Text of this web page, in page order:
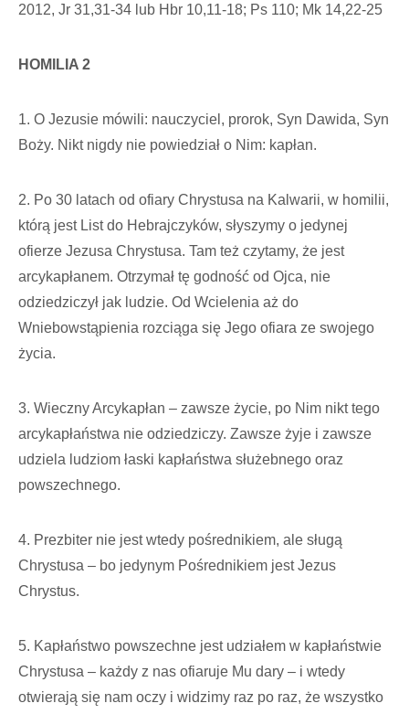
2012, Jr 31,31-34 lub Hbr 10,11-18; Ps 110; Mk 14,22-25
HOMILIA 2
1. O Jezusie mówili: nauczyciel, prorok, Syn Dawida, Syn
Boży. Nikt nigdy nie powiedział o Nim: kapłan.
2. Po 30 latach od ofiary Chrystusa na Kalwarii, w homilii,
którą jest List do Hebrajczyków, słyszymy o jedynej
ofierze Jezusa Chrystusa. Tam też czytamy, że jest
arcykapłanem. Otrzymał tę godność od Ojca, nie
odziedziczył jak ludzie. Od Wcielenia aż do
Wniebowstąpienia rozciąga się Jego ofiara ze swojego
życia.
3. Wieczny Arcykapłan – zawsze życie, po Nim nikt tego
arcykapłaństwa nie odziedziczy. Zawsze żyje i zawsze
udziela ludziom łaski kapłaństwa służebnego oraz
powszechnego.
4. Prezbiter nie jest wtedy pośrednikiem, ale sługą
Chrystusa – bo jedynym Pośrednikiem jest Jezus
Chrystus.
5. Kapłaństwo powszechne jest udziałem w kapłaństwie
Chrystusa – każdy z nas ofiaruje Mu dary – i wtedy
otwierają się nam oczy i widzimy raz po raz, że wszystko